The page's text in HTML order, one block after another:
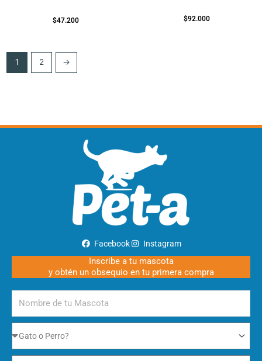
$47.200 $92.000
1 2 →
Facebook Instagram
Inscribe a tu mascota
y obtén un obsequio en tu primera compra
de
tu
Mascota
Perro